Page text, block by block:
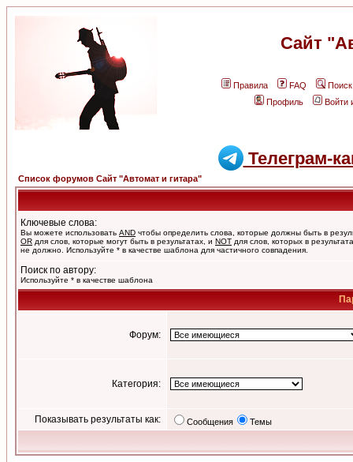
Сайт
Правила FAQ
Поиск
Профиль
Войти
Телеграм-
Список форумов Сайт "Автомат и гитара"
Ключевые слова:
Вы можете использовать AND чтобы определить слова, которые должны быть в
OR для слов, которые могут быть в результатах, и NOT для слов, которых в
не должно. Используйте * в качестве шаблона для частичного совпадения.
Поиск по автору:
Используйте * в качестве шаблона
Форум:
Категория:
Показывать результаты как: Сообщения Темы